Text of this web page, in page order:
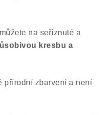
na seříznuté a
kresbu a
přírodní zbarvení a není